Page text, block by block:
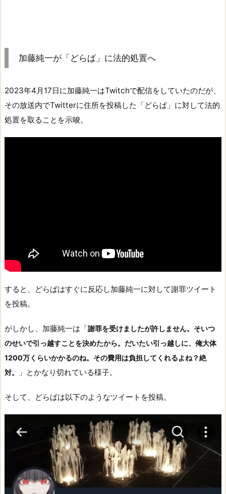
加藤純一が「どらぱ」に法的処置へ
2023年4月17日に加藤純一はTwitchで配信をしていたのだが、
その放送内でTwitterに住所を投稿した「どらぱ」に対して法的
処置を取ることを示唆。
すると、どらぱはすぐに反応し加藤純一に対して謝罪ツイート
を投稿。
がしかし、加藤純一は「謝罪を受けましたが許しません。そいつ
のせいで引っ越すことを決めたから。だいたい引っ越しに、俺大体
1200万くらいかかるのね。その費用は負担してくれるよね？絶
対。
」とかなり切れている様子。
そして、どらぱは以下のようなツイートを投稿。